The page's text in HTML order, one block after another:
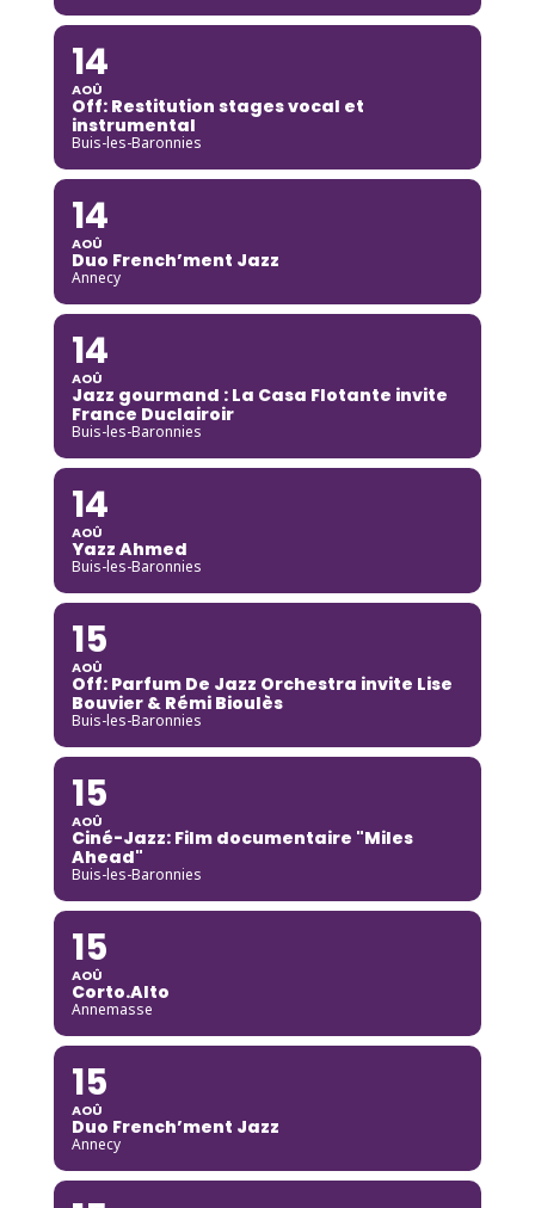
14
AOÛ
Off: Restitution stages vocal et
instrumental
Buis-les-Baronnies
14
AOÛ
Duo French’ment Jazz
Annecy
14
AOÛ
Jazz gourmand : La Casa Flotante invite
France Duclairoir
Buis-les-Baronnies
14
AOÛ
Yazz Ahmed
Buis-les-Baronnies
15
AOÛ
Off: Parfum De Jazz Orchestra invite Lise
Bouvier & Rémi Bioulès
Buis-les-Baronnies
15
AOÛ
Ciné-Jazz: Film documentaire "Miles
Ahead"
Buis-les-Baronnies
15
AOÛ
Corto.Alto
Annemasse
15
AOÛ
Duo French’ment Jazz
Annecy